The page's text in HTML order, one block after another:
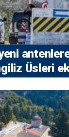
Üsleri